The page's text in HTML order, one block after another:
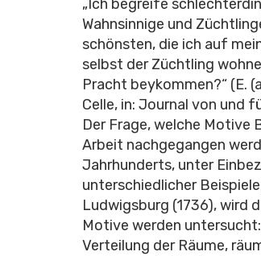
„Ich begreife
Wahnsinnige und
schönsten, die ich auf
selbst der Züchtling
Pracht beykommen?“ (E.
Celle, in: Journal von und
Der Frage, welche Motive
Arbeit nachgegangen
Jahrhunderts, unter
unterschiedlicher
Ludwigsburg (1736), wird
Motive werden
Verteilung der Räume,